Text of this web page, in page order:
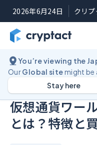
2026年6月24日 クリ
You’re viewing the
OurGlobal sitemight be
Stay here
ブログ
公開日:2024年7月29日(最終
仮想通貨ワー
とは？特徴と